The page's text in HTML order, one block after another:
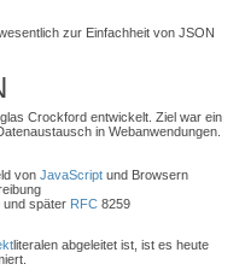
zur Einfachheit von JSON
Crockford entwickelt. Ziel war ein
in Webanwendungen.
von JavaScript und Browsern
und später RFC 8259
literalen abgeleitet ist, ist es heute